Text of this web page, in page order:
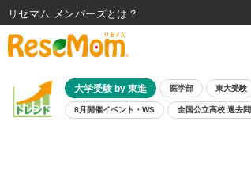
大学受験 by 東進 医学部 東大受験
8月開催イベント・WS 全国公立高校 過去問
リセマム メンバーズ